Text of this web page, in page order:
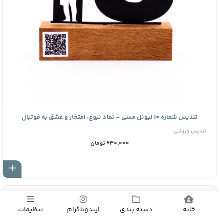
تندیس شماره ۱۰ لیونل مسی – نماد نبوغ، افتخار و عشق به فوتبال
تندیس ورزشی
630,000 تومان
خانه دسته بندی ایندوتاگرام تنظیمات
فروشگاه صنایع دستی ایندوتا